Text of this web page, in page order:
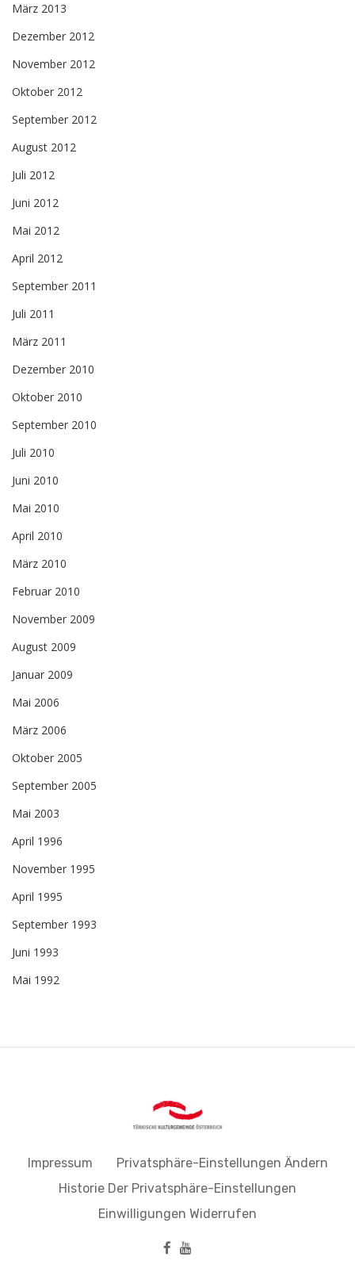
März 2013
Dezember 2012
November 2012
Oktober 2012
September 2012
August 2012
Juli 2012
Juni 2012
Mai 2012
April 2012
September 2011
Juli 2011
März 2011
Dezember 2010
Oktober 2010
September 2010
Juli 2010
Juni 2010
Mai 2010
April 2010
März 2010
Februar 2010
November 2009
August 2009
Januar 2009
Mai 2006
März 2006
Oktober 2005
September 2005
Mai 2003
April 1996
November 1995
April 1995
September 1993
Juni 1993
Mai 1992
Impressum
Privatsphäre-Einstellungen Ändern
Historie Der Privatsphäre-Einstellungen
Einwilligungen Widerrufen